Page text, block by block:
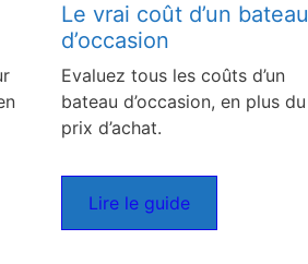
Le vrai coût d’un bateau
d’occasion
Evaluez tous les coûts d’un
bateau d’occasion, en plus du
prix d’achat.
Lire le guide